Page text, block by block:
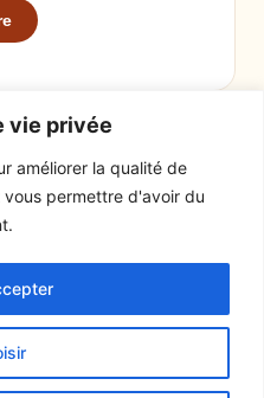
vie privée
améliorer la qualité de
permettre d'avoir du
Actualités
Mentions légales